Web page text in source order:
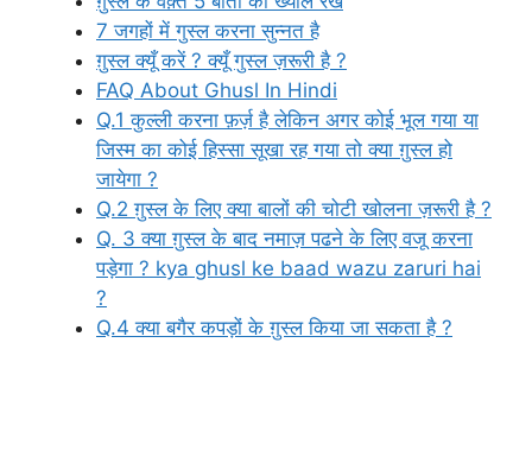
7 जगहों में गुस्ल करना सुन्नत है
ग़ुस्ल क्यूँ करें ? क्यूँ गुस्ल ज़रूरी है ?
FAQ About Ghusl In Hindi
Q.1 कुल्ली करना फ़र्ज़ है लेकिन अगर कोई भूल गया या
जिस्म का कोई हिस्सा सूखा रह गया तो क्या ग़ुस्ल हो
जायेगा ?
Q.2 ग़ुस्ल के लिए क्या बालों की चोटी खोलना ज़रूरी है ?
Q. 3 क्या ग़ुस्ल के बाद नमाज़ पढने के लिए वजू करना
पड़ेगा ? kya ghusl ke baad wazu zaruri hai
?
Q.4 क्या बगैर कपड़ों के ग़ुस्ल किया जा सकता है ?